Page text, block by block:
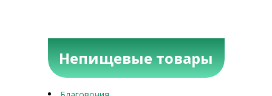
Непищевые товары